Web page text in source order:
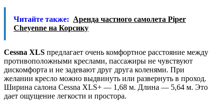
Читайте также: Аренда частного самолета Piper
Cheyenne на Корсику
Cessna XLS предлагает очень комфортное расстояние между
противоположными креслами, пассажиры не чувствуют
дискомфорта и не задевают друг друга коленями. При
желании кресло можно выдвинуть или развернуть в проход.
Ширина салона Cessna XLS+ — 1,68 м. Длина — 5,64 м. Это
дает ощущение легкости и простора.